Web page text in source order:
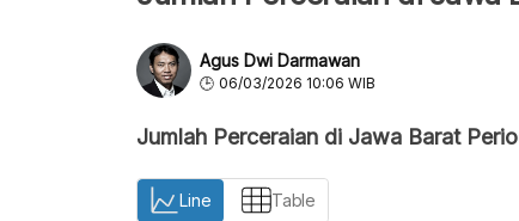
Agus Dwi Darmawan
06/03/2026 10:06 WIB
Jumlah Perceraian di Jawa Barat
Line Table